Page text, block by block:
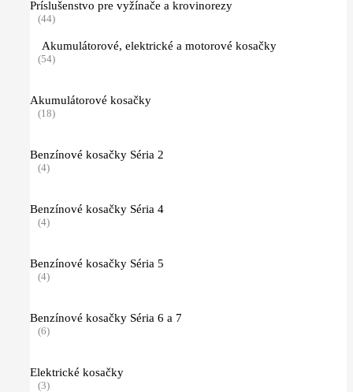
Príslušenstvo pre vyžínače a krovinorezy
(44)
Akumulátorové, elektrické a motorové kosačky
(54)
Akumulátorové kosačky
(18)
Benzínové kosačky Séria 2
(4)
Benzínové kosačky Séria 4
(4)
Benzínové kosačky Séria 5
(4)
Benzínové kosačky Séria 6 a 7
(6)
Elektrické kosačky
(3)